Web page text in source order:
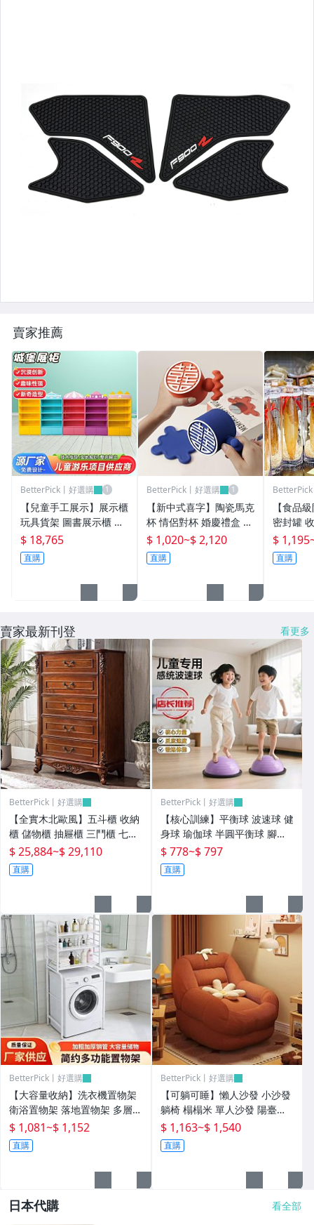
賣家推薦
BetterPick丨好選購
【兒童手工展示】展示櫃
玩具貨架 圖書展示櫃 儲
物櫃 收納櫃 積木繪本架
商場陳列櫃 多層分格設
計 穩固耐用 兒童用品收
$ 18,765
直購
BetterPick丨好選購
【新中式喜字】陶瓷馬克
杯 情侶對杯 婚慶禮盒 情
人節禮物 雕刻工藝 貝漢
美設計 送禮首選 嚴選材
質 質感滿分
$ 1,020~$ 2,120
直購
【食品
密封罐
葉罐 藥
玻璃材
封 廚房
$ 1,195
直購
賣家最新刊登 看更多
BetterPick丨好選購
【全實木北歐風】五斗櫃 收納
櫃 儲物櫃 抽屜櫃 三鬥櫃 七鬥
櫃 多功能收納 簡約設計 美式
鄉村風 臥室傢俱 臺灣現貨
$ 25,884~$ 29,110
直購
BetterPick丨好選購
【核心訓練】平衡球 波速球 健
身球 瑜伽球 半圓平衡球 腳踩
平衡球 核心訓練 兒童成人適用
防滑光面 居家健身 平衡感訓練
$ 778~$ 797
直購
BetterPick丨好選購
【大容量收納】洗衣機置物架
衛浴置物架 落地置物架 多層收
納架 浴室收納架 簡約家用 防
水防潮 免打孔安裝 側邊掛勾設
計 陽臺洗衣房適用
$ 1,081~$ 1,152
直購
BetterPick丨好選購
【可躺可睡】懶人沙發 小沙發
躺椅 榻榻米 單人沙發 陽臺臥
室客廳適用 法式復古設計 舒適
窩窩感 可拆洗布套 小戶型必備
$ 1,163~$ 1,540
直購
日本代購 看全部